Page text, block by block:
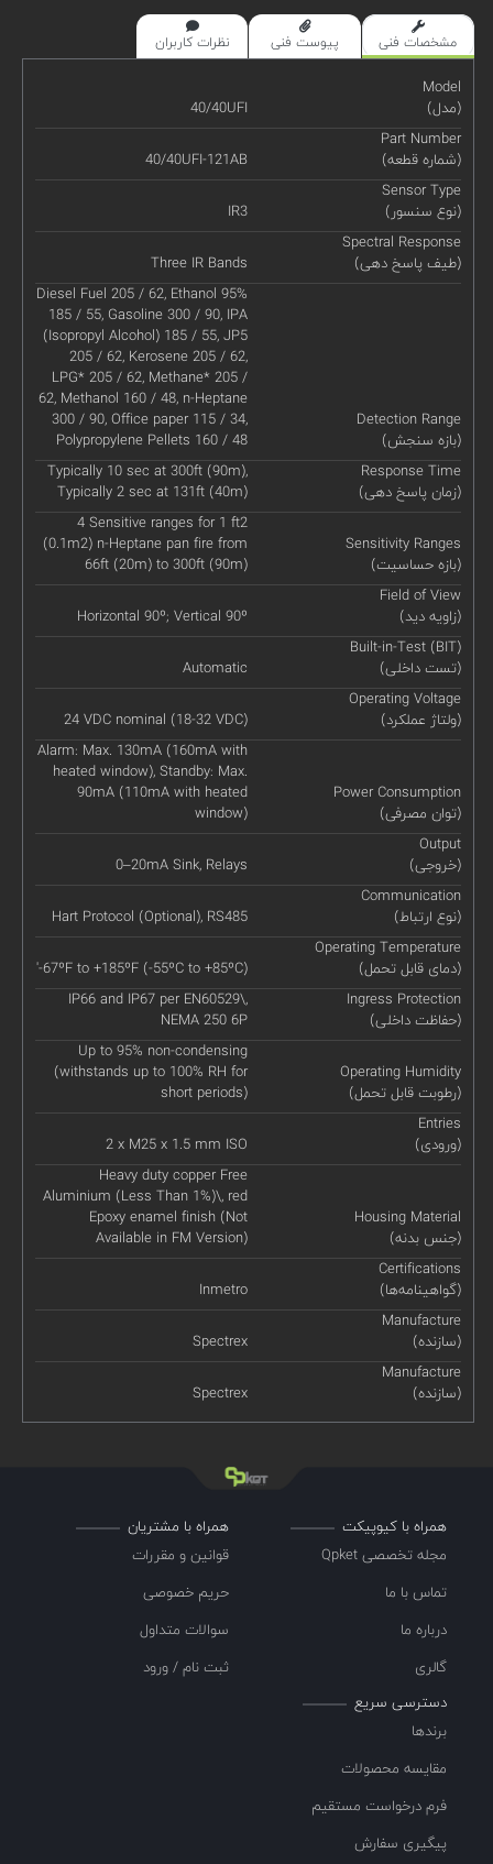
مشخصات فنی پیوست فنی نظرات کاربران
Model
(مدل)
40/40UFI
Part Number
(شماره قطعه)
40/40UFI-121AB
Sensor Type
(نوع سنسور)
IR3
Spectral Response
(طیف پاسخ دهی)
Three IR Bands
Detection Range
(بازه سنجش)
Diesel Fuel 205 / 62, Ethanol 95%
185 / 55, Gasoline 300 / 90, IPA
(Isopropyl Alcohol) 185 / 55, JP5
205 / 62, Kerosene 205 / 62,
LPG* 205 / 62, Methane* 205 /
62, Methanol 160 / 48, n-Heptane
300 / 90, Office paper 115 / 34,
Polypropylene Pellets 160 / 48
Response Time
(زمان پاسخ دهی)
Typically 10 sec at 300ft (90m),
Typically 2 sec at 131ft (40m)
Sensitivity Ranges
(بازه حساسیت)
4 Sensitive ranges for 1 ft2
(0.1m2) n-Heptane pan fire from
66ft (20m) to 300ft (90m)
Field of View
(زاویه دید)
Horizontal 90º; Vertical 90º
Built-in-Test (BIT)
(تست داخلی)
Automatic
Operating Voltage
(ولتاژ عملکرد)
24 VDC nominal (18-32 VDC)
Power Consumption
(توان مصرفی)
Alarm: Max. 130mA (160mA with
heated window), Standby: Max.
90mA (110mA with heated
window)
Output
(خروجی)
0–20mA Sink, Relays
Communication
(نوع ارتباط)
Hart Protocol (Optional), RS485
Operating Temperature
(دمای قابل تحمل)
'-67ºF to +185ºF (-55ºC to +85ºC)
Ingress Protection
(حفاظت داخلی)
IP66 and IP67 per EN60529\,
NEMA 250 6P
Operating Humidity
(رطوبت قابل تحمل)
Up to 95% non-condensing
(withstands up to 100% RH for
short periods)
Entries
(ورودی)
2 x M25 x 1.5 mm ISO
Housing Material
(جنس بدنه)
Heavy duty copper Free
Aluminium (Less Than 1%)\, red
Epoxy enamel finish (Not
Available in FM Version)
Certifications
(گواهینامه‌ها)
Inmetro
Manufacture
(سازنده)
Spectrex
Manufacture
(سازنده)
Spectrex
همراه با کیوپیکت
مجله تخصصی Qpket
تماس با ما
درباره ما
گالری
همراه با مشتریان
قوانین و مقررات
حریم خصوصی
سوالات متداول
ثبت نام / ورود
دسترسی سریع
برندها
مقایسه محصولات
فرم درخواست مستقیم
پیگیری سفارش